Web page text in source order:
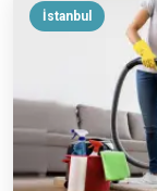
İstanbul